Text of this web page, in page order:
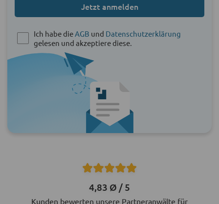
Jetzt anmelden
Ich habe die AGB und Datenschutzerklärung
gelesen und akzeptiere diese.
4,83 Ø / 5
Kunden bewerten unsere Partneranwälte für